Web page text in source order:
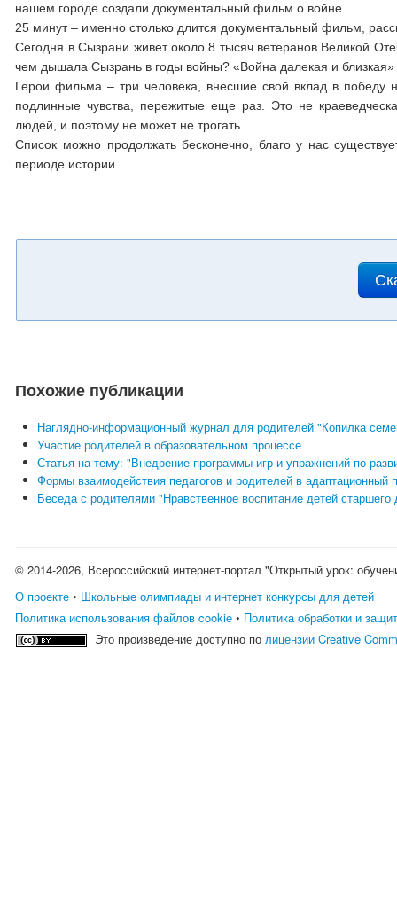
нашем городе создали документальный фильм о войне.
25 минут – именно столько длится документальный фильм,
Сегодня в Сызрани живет около 8 тысяч ветеранов Великой
чем дышала Сызрань в годы войны? «Война далекая и
Герои фильма – три человека, внесшие свой вклад в
подлинные чувства, пережитые еще раз. Это не
людей, и поэтому не может не трогать.
Список можно продолжать бесконечно, благо у нас
периоде истории.
Похожие публикации
Наглядно-информационный журнал для родителей "Копилка
Участие родителей в образовательном процессе
Статья на тему: "Внедрение программы игр и упражнений по
Формы взаимодействия педагогов и родителей в адаптационный
Беседа с родителями "Нравственное воспитание детей старшего
© 2014-2026, Всероссийский интернет-портал "Открытый урок:
О проекте • Школьные олимпиады и интернет конкурсы для детей
Политика использования файлов cookie • Политика обработки и
Это произведение доступно полицензии Creative